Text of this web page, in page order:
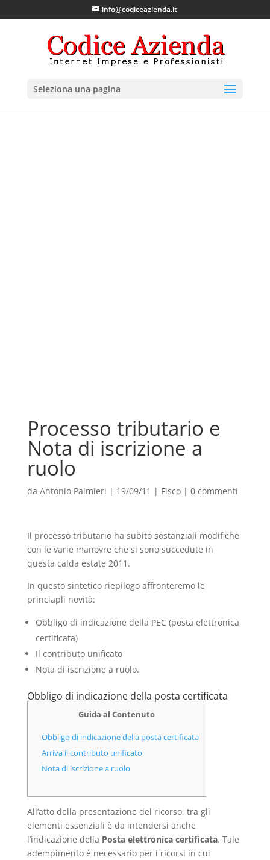
info@codiceazienda.it
Seleziona una pagina
Processo tributario e
Nota di iscrizione a
ruolo
da Antonio Palmieri | 19/09/11 | Fisco| 0 commenti
Il processo tributario ha subito sostanziali modifiche
con le varie manovre che si sono succedute in
questa calda estate 2011.
In questo sintetico riepilogo affronteremo le
princiapli novità:
Obbligo di indicazione della PEC (posta elettronica
certificata)
Il contributo unificato
Nota di iscrizione a ruolo.
Obbligo di indicazione della posta certificata
Guida al Contenuto
Obbligo di indicazione della posta certificata
Arriva il contributo unificato
Nota di iscrizione a ruolo
All’atto della presentazione del ricorso, tra gli
elementi essenziali è da intendersi anche
l’indicazione della Posta elettronica certificata. Tale
adempimento è necessario per i ricorsi in cui